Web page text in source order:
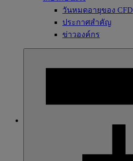
วันหมดอายุของ CFD
ประกาศสำคัญ
ข่าวองค์กร